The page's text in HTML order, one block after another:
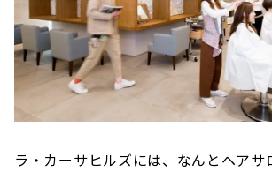
ラ・カーサヒルズには、なんとヘアサ